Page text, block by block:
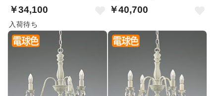
￥34,100
入荷待ち
￥40,700